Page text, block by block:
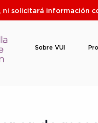
ni solicitará
Sobre VUI